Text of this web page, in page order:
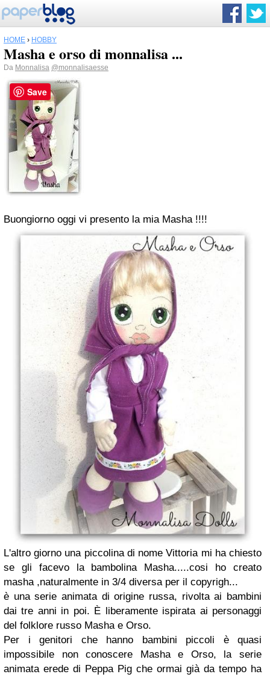
HOME › HOBBY
Masha e orso di monnalisa ...
Da Monnalisa @monnalisaesse
Buongiorno oggi vi presento la mia Masha !!!!
L'altro giorno una piccolina di nome Vittoria mi ha chiesto
se gli facevo la bambolina Masha.....cosi ho creato
masha ,naturalmente in 3/4 diversa per il copyrigh...
è una serie animata di origine russa, rivolta ai bambini
dai tre anni in poi. È liberamente ispirata ai personaggi
del folklore russo Masha e Orso.
Per i genitori che hanno bambini piccoli è quasi
impossibile non conoscere Masha e Orso, la serie
animata erede di Peppa Pig che ormai già da tempo ha
Save